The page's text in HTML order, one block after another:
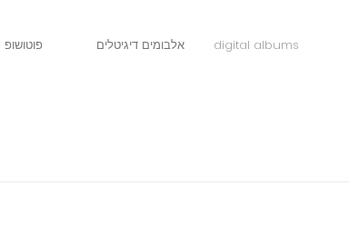
digital albums אלבומים דיגיטלים פוטושופ